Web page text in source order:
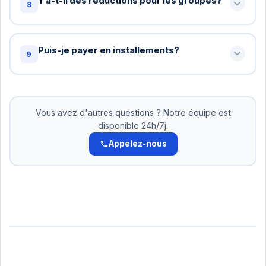
possible pour accommoder.
8
Oui! Pour les groupes de 10+ personnes, nous
offrons des tarifs spéciaux. Contactez-nous pour
9 Puis-je payer en installements?
nous acceptons le paiement en 2-3 versements.
Pas d'intérêts. Organisez cela avec notre équipe.
Vous avez d'autres questions ? Notre équipe est
disponible 24h/7j.
Appelez-nous